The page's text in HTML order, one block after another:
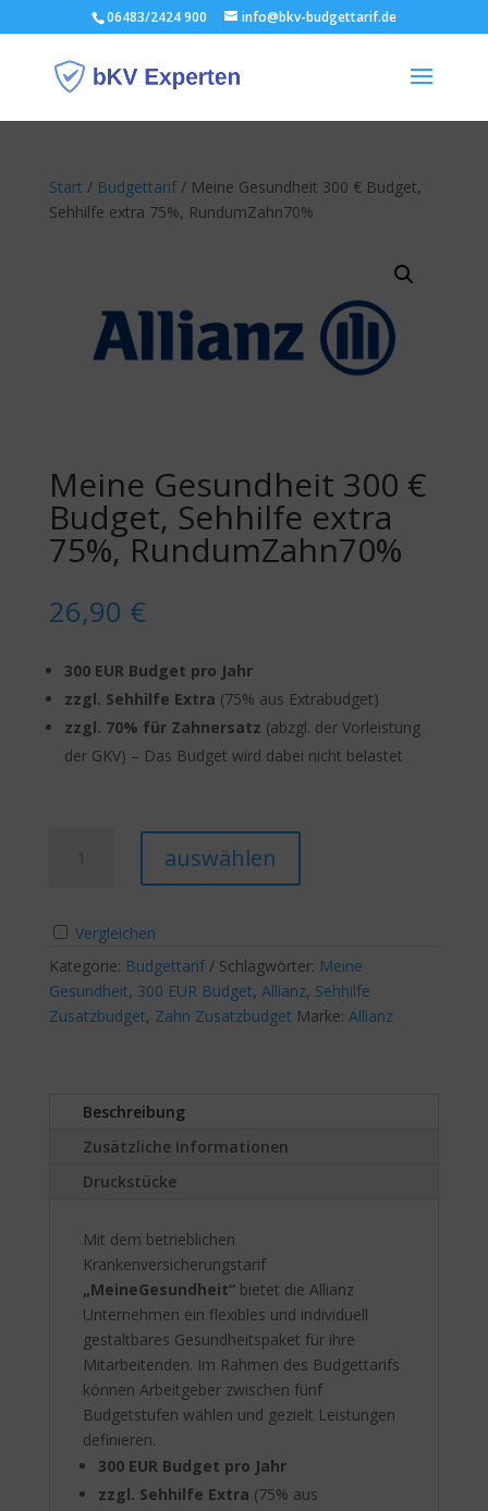
06483/2424 900 info@bkv-budgettarif.de
Start / Budgettarif/ Meine Gesundheit 300 € Budget,
Sehhilfe extra 75%, RundumZahn70%
Meine Gesundheit 300 €
Budget, Sehhilfe extra
75%, RundumZahn70%
26,90 €
300 EUR Budget pro Jahr
zzgl. Sehhilfe Extra (75% aus Extrabudget)
zzgl. 70% für Zahnersatz (abzgl. der Vorleistung
der GKV) – Das Budget wird dabei nicht belastet
Gesundheit
Budget,
Sehhilfe
extra
75%,
auswählen
t
n
a
t
Vergleichen
Kategorie: Budgettarif Schlagwörter: Meine
Gesundheit, 300 EUR Budget, Allianz, Sehhilfe
Zusatzbudget, Zahn Zusatzbudget Marke: Allianz
Beschreibung
Zusätzliche Informationen
Druckstücke
Mit dem betrieblichen
Krankenversicherungstarif
„MeineGesundheit“bietet die Allianz
Unternehmen ein flexibles und individuell
gestaltbares Gesundheitspaket für ihre
Mitarbeitenden. Im Rahmen des Budgettarifs
können Arbeitgeber zwischen fünf
Budgetstufen wählen und gezielt Leistungen
definieren.
300 EUR Budget pro Jahr
zzgl. Sehhilfe Extra (75% aus